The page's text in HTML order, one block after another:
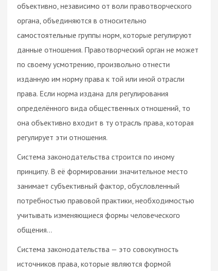
объективно, независимо от воли правотворческого
органа, объединяются в относительно
самостоятельные группы норм, которые регулируют
данные отношения. Правотворческий орган не может
по своему усмотрению, произвольно отнести
изданную им норму права к той или иной отрасли
права. Если норма издана для регулирования
определённого вида общественных отношений, то
она объективно входит в ту отрасль права, которая
регулирует эти отношения.
Система законодательства строится по иному
принципу. В её формировании значительное место
занимает субъективный фактор, обусловленный
потребностью правовой практики, необходимостью
учитывать изменяющиеся формы человеческого
общения...
Система законодательства — это совокупность
источников права, которые являются формой